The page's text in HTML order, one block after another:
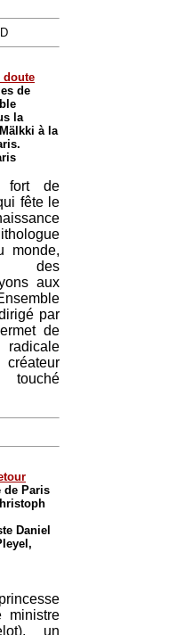
doute
de
la
à la
fort de
fête le
monde,
des
aux
par
de
touché
de Paris
Daniel
ministre
un